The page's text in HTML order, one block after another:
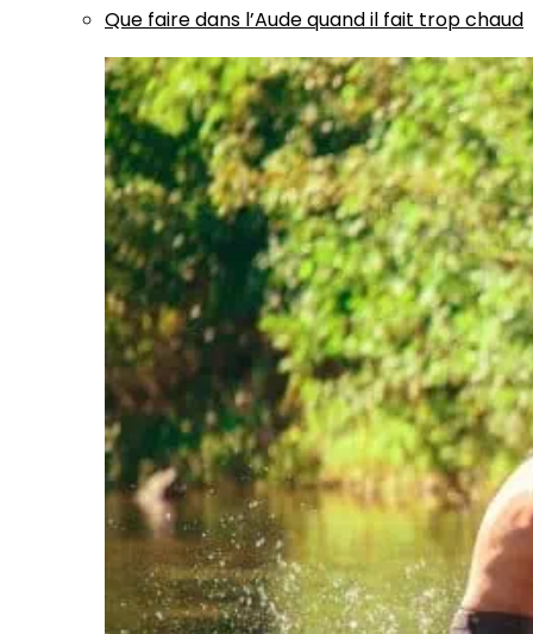
Que faire dans l’Aude quand il fait trop chaud